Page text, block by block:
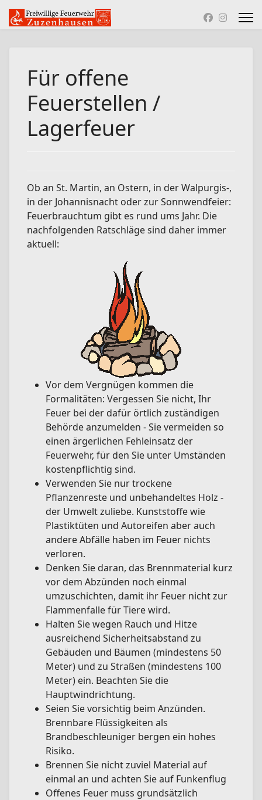
Für offene
Feuerstellen /
Lagerfeuer
Ob an St. Martin, an Ostern, in der Walpurgis-,
in der Johannisnacht oder zur Sonnwendfeier:
Feuerbrauchtum gibt es rund ums Jahr. Die
nachfolgenden Ratschläge sind daher immer
aktuell:
Vor dem Vergnügen kommen die
Formalitäten: Vergessen Sie nicht, Ihr
Feuer bei der dafür örtlich zuständigen
Behörde anzumelden - Sie vermeiden so
einen ärgerlichen Fehleinsatz der
Feuerwehr, für den Sie unter Umständen
kostenpflichtig sind.
Verwenden Sie nur trockene
Pflanzenreste und unbehandeltes Holz -
der Umwelt zuliebe. Kunststoffe wie
Plastiktüten und Autoreifen aber auch
andere Abfälle haben im Feuer nichts
verloren.
Denken Sie daran, das Brennmaterial kurz
vor dem Abzünden noch einmal
umzuschichten, damit ihr Feuer nicht zur
Flammenfalle für Tiere wird.
Halten Sie wegen Rauch und Hitze
ausreichend Sicherheitsabstand zu
Gebäuden und Bäumen (mindestens 50
Meter) und zu Straßen (mindestens 100
Meter) ein. Beachten Sie die
Hauptwindrichtung.
Seien Sie vorsichtig beim Anzünden.
Brennbare Flüssigkeiten als
Brandbeschleuniger bergen ein hohes
Risiko.
Brennen Sie nicht zuviel Material auf
einmal an und achten Sie auf Funkenflug
Offenes Feuer muss grundsätzlich